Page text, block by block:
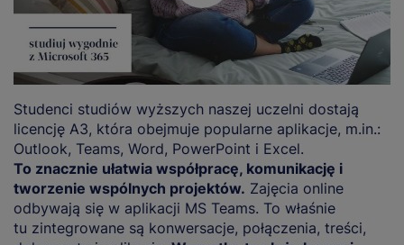
Studenci studiów wyższych naszej uczelni dostają
licencję A3, która obejmuje popularne aplikacje, m.in.:
Outlook, Teams, Word, PowerPoint i Excel.
To znacznie ułatwia współpracę, komunikację i
tworzenie wspólnych projektów. Zajęcia online
odbywają się w aplikacji MS Teams. To właśnie
tu zintegrowane są konwersacje, połączenia, treści,